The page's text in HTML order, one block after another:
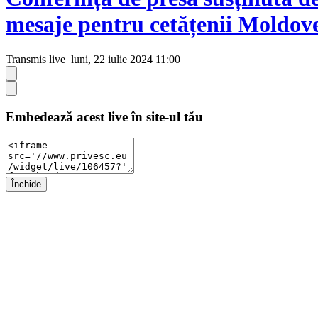
mesaje pentru cetățenii
Transmis live luni, 22 iulie 2024 11:00
Embedează acest live în site-ul tău
Închide